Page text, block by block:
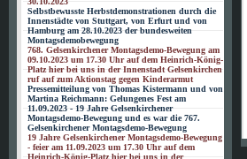
Selbstbewusste Herbstdemonstrationen durch die
Innenstädte von Stuttgart, von Erfurt und von
Hamburg am 28.10.2023 der bundesweiten
Montagsdemobewegung
768. Gelsenkirchener Montagsdemo-Bewegung am
09.10.2023 um 17.30 Uhr auf dem Heinrich-König-
Platz hier bei uns in der Innenstadt Gelsenkirchen
ruf auf zum Aktionstag gegen Kinderarmut
Pressemitteilung von Thomas Kistermann und von
Martina Reichmann: Gelungenes Fest am
11.09.2023 - 19 Jahre Gelsenkirchener
Montagsdemo-Bewegung und es war die 767.
Gelsenkirchener Montagsdemo-Bewegung
19 Jahre Gelsenkirchener Montagsdemo-Bewegung
- feier am 11.09.2023 um 17.30 Uhr auf dem
Heinrich-König-Platz hier bei uns in der